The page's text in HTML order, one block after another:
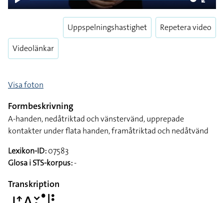
Play
Enter
Videolänkar
Uppspelningshastighet Repetera video
Visa foton
Formbeskrivning
A-handen, nedåtriktad och vänstervänd, upprepade
kontakter under flata handen, framåtriktad och nedåtvänd
Lexikon-ID:07583
Glosa i STS-korpus:-
Transkription